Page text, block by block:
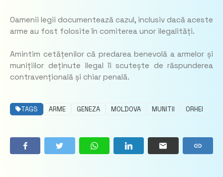
Oamenii legii documentează cazul, inclusiv dacă aceste
arme au fost folosite în comiterea unor ilegalități.
Amintim cetățenilor că predarea benevolă a armelor și
munițiilor deținute ilegal îi scutește de răspunderea
contravențională și chiar penală.
TAGS ARME GENEZA MOLDOVA MUNITII ORHEI